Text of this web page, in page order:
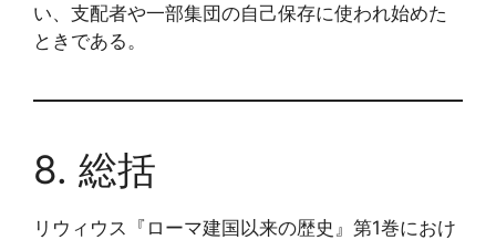
い、支配者や一部集団の自己保存に使われ始めた
ときである。
8. 総括
リウィウス『ローマ建国以来の歴史』第1巻におけ